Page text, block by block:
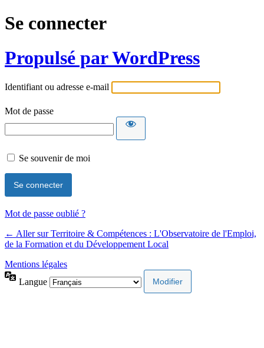
Se connecter
Propulsé par WordPress
Identifiant ou adresse e-mail
Mot de passe
Se souvenir de moi
Mot de passe oublié ?
← Aller sur Territoire & Compétences : L'Observatoire de l'Emploi,
de la Formation et du Développement Local
Mentions légales
Langue